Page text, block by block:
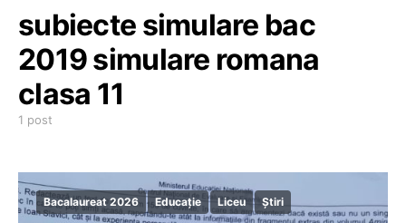
subiecte simulare bac
2019 simulare romana
clasa 11
1 post
Bacalaureat 2026 Educație Liceu Știri